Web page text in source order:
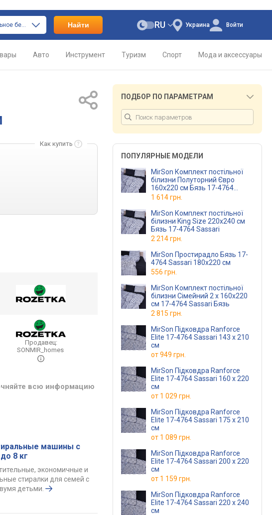
только постельное белье Найти Украина
RU Войти
Авто Инструмент Туризм Спорт Мода и аксессуары
Как купить
Продавец:
SONMIR_homes
всю информацию
машины с
8 кг
экономичные и
стиралки для семей с
детьми.
ПОДБОР ПО ПАРАМЕТРАМ
ПОПУЛЯРНЫЕ МОДЕЛИ
MirSon Комплект постільної
білизни Полуторний Євро
160х220 см Бязь 17-4764
Sassari
1 614 грн.
MirSon Комплект постільної
білизни King Size 220х240 см
Бязь 17-4764 Sassari
2 214 грн.
MirSon Простирадло Бязь 17-
4764 Sassari 180x220 см
556 грн.
MirSon Комплект постільної
білизни Сімейний 2 x 160x220
см 17-4764 Sassari Бязь
2 815 грн.
MirSon Підковдра Ranforce
Elite 17-4764 Sassari 143 x 210
см
от949 грн.
MirSon Підковдра Ranforce
Elite 17-4764 Sassari 160 x 220
см
от 1 029 грн.
MirSon Підковдра Ranforce
Elite 17-4764 Sassari 175 x 210
см
от 1 089 грн.
MirSon Підковдра Ranforce
Elite 17-4764 Sassari 200 x 220
см
от 1 159 грн.
MirSon Підковдра Ranforce
Elite 17-4764 Sassari 220 x 240
см